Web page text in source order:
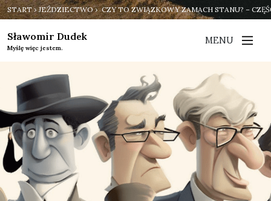
START›JEŹDZIECTWO› CZY TO ZWIĄZKOWY ZAMACH STANU? –
Sławomir Dudek
Myślę więc jestem.
MENU